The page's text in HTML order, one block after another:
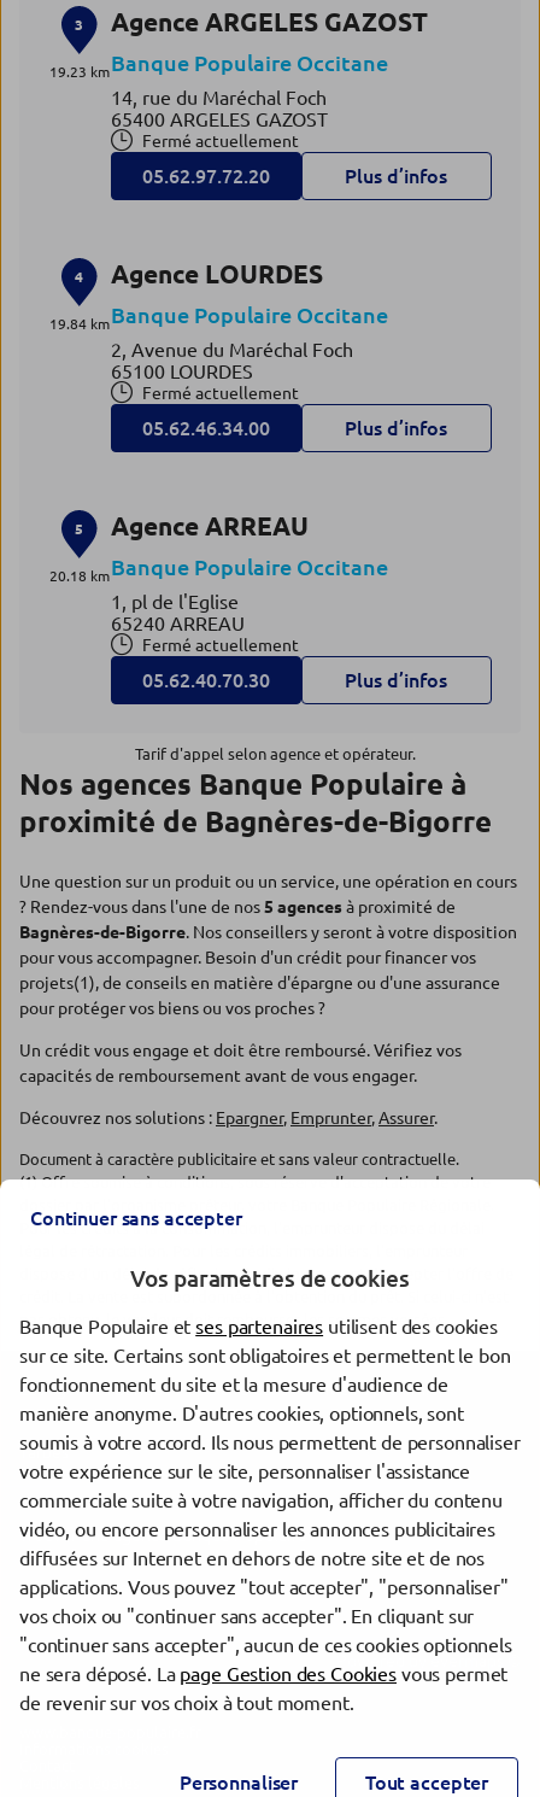
3
19.23 km
Agence ARGELES GAZOST
Banque Populaire Occitane
14, rue du Maréchal Foch
65400 ARGELES GAZOST
Fermé actuellement
05.62.97.72.20 Plus d’infos
4
19.84 km
Agence LOURDES
Banque Populaire Occitane
2, Avenue du Maréchal Foch
65100 LOURDES
Fermé actuellement
05.62.46.34.00 Plus d’infos
5
20.18 km
Agence ARREAU
Banque Populaire Occitane
1, pl de l'Eglise
65240 ARREAU
Fermé actuellement
05.62.40.70.30 Plus d’infos
Tarif d'appel selon agence et opérateur.
Nos agences Banque Populaire à
proximité de Bagnères-de-Bigorre
Une question sur un produit ou un service, une opération en cours
? Rendez-vous dans l'une de nos5 agencesà proximité de
Bagnères-de-Bigorre. Nos conseillers y seront à votre disposition
pour vous accompagner. Besoin d'un crédit pour financer vos
projets(1), de conseils en matière d'épargne ou d'une assurance
pour protéger vos biens ou vos proches ?
Un crédit vous engage et doit être remboursé. Vérifiez vos
capacités de remboursement avant de vous engager.
Découvrez nos solutions : Epargner, Emprunter,Assurer.
Document à caractère publicitaire et sans valeur contractuelle.
(1) Offre soumise à conditions, sous réserve d'acceptation de votre
Pour les crédits à la consommation, l'emprunteur dispose du délai
dispose d'un délai de réflexion de dix jours avant d'accepter l'offre de
crédit. La vente est subordonnée à l'obtention du prêt. Si celui-ci n'est
pas obtenu, le vendeur doit rembourser les sommes versées.
Les agences Banque Populaire dans les villes à proximité
Tarbes
Trouver une agence Banque Populaire
Hautes-Pyrénées
Bagnères-de-Bigorre
evermaps ©
Continuer sans accepter
Vos paramètres de cookies
Banque Populaire etses partenaires utilisent des cookies
sur ce site. Certains sont obligatoires et permettent le bon
fonctionnement du site et la mesure d'audience de
manière anonyme. D'autres cookies, optionnels, sont
soumis à votre accord. Ils nous permettent de personnaliser
votre expérience sur le site, personnaliser l'assistance
commerciale suite à votre navigation, afficher du contenu
vidéo, ou encore personnaliser les annonces publicitaires
diffusées sur Internet en dehors de notre site et de nos
applications. Vous pouvez "tout accepter", "personnaliser"
vos choix ou "continuer sans accepter". En cliquant sur
"continuer sans accepter", aucun de ces cookies optionnels
ne sera déposé. La page Gestion des Cookiesvous permet
de revenir sur vos choix à tout moment.
Personnaliser Tout accepter